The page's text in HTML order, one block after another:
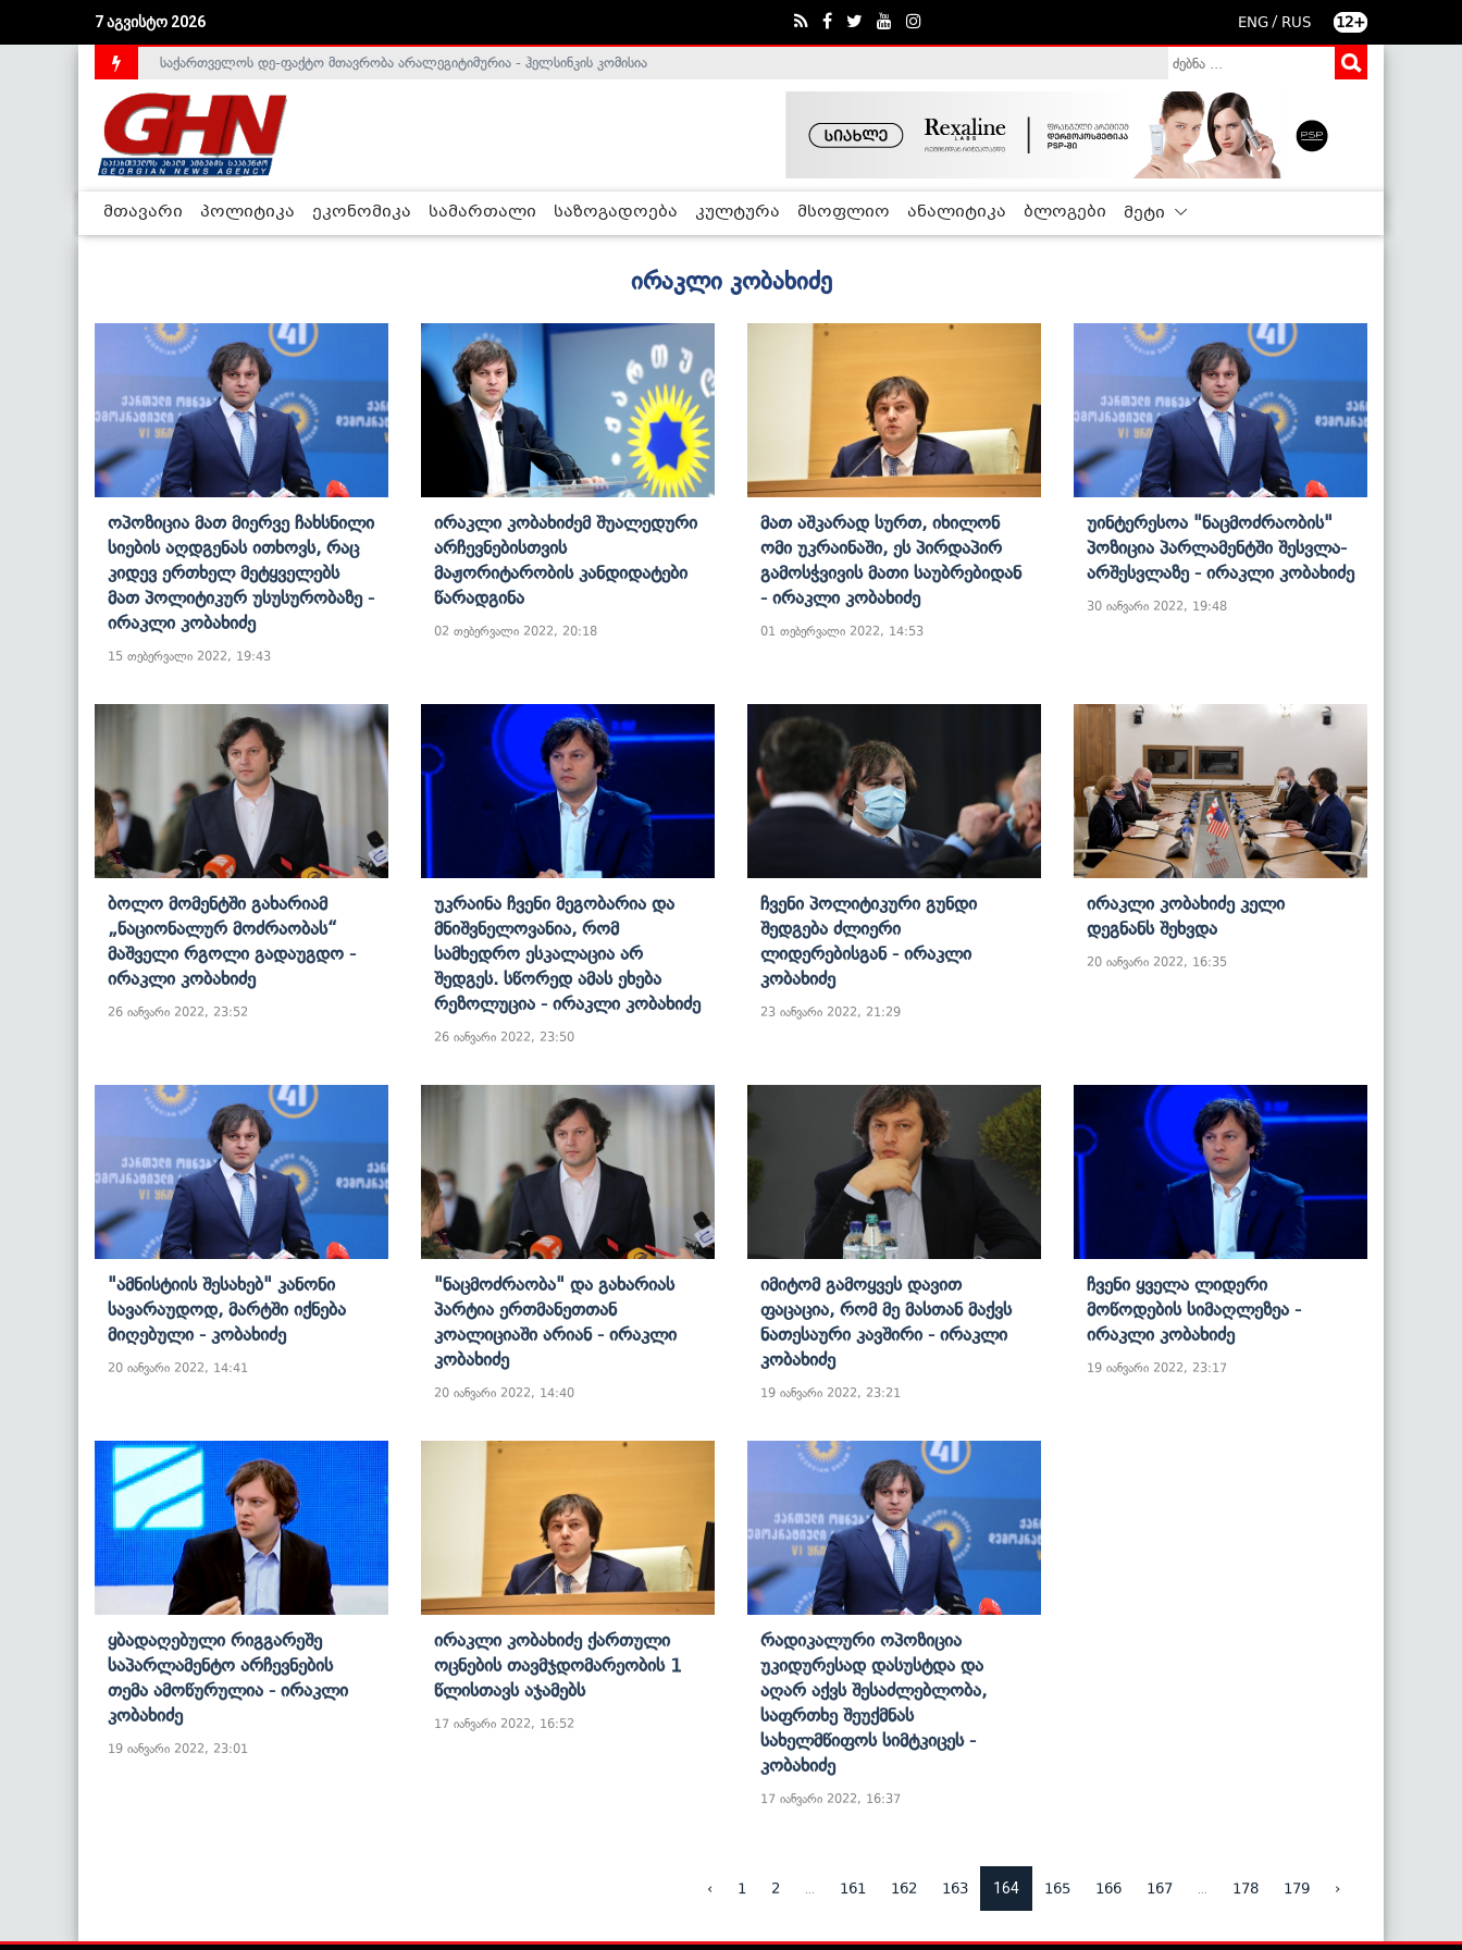
7 აგვისტო 2026 ENG / RUS 12+
საქართველოს დე-ფაქტო მთავრობა არალეგიტიმურია - ჰელსინკის კომისია
მთავარი პოლიტიკა ეკონომიკა სამართალი საზოგადოება კულტურა მსოფლიო ანალიტიკა ბლოგები მეტი
ირაკლი კობახიძე
Ოპოზიცია Მათ Მიერვე Ჩახსნილი
Სიების Აღდგენას Ითხოვს, Რაც
Კიდევ Ერთხელ Მეტყველებს
Მათ Პოლიტიკურ Უსუსურობაზე -
Ირაკლი Კობახიძე
15 თებერვალი 2022, 19:43
Ირაკლი Კობახიძემ Შუალედური
Არჩევნებისთვის
Მაჟორიტარობის Კანდიდატები
Წარადგინა
02 თებერვალი 2022, 20:18
Მათ Აშკარად Სურთ, Იხილონ
Ომი Უკრაინაში, Ეს Პირდაპირ
Გამოსჭვივის Მათი Საუბრებიდან
- Ირაკლი Კობახიძე
01 თებერვალი 2022, 14:53
Უინტერესოა "ნაცმოძრაობის"
Პოზიცია Პარლამენტში Შესვლა-
Არშესვლაზე - Ირაკლი Კობახიძე
30 იანვარი 2022, 19:48
Ბოლო Მომენტში Გახარიამ
„ნაციონალურ Მოძრაობას“
Მაშველი Რგოლი Გადაუგდო -
Ირაკლი Კობახიძე
26 იანვარი 2022, 23:52
Უკრაინა Ჩვენი Მეგობარია Და
Მნიშვნელოვანია, Რომ
Სამხედრო Ესკალაცია Არ
Შედგეს. Სწორედ Ამას Ეხება
Რეზოლუცია - Ირაკლი Კობახიძე
26 იანვარი 2022, 23:50
Ჩვენი Პოლიტიკური Გუნდი
Შედგება Ძლიერი
Ლიდერებისგან - Ირაკლი
Კობახიძე
23 იანვარი 2022, 21:29
Ირაკლი Კობახიძე Კელი
Დეგნანს Შეხვდა
20 იანვარი 2022, 16:35
"ამნისტიის Შესახებ" Კანონი
Სავარაუდოდ, Მარტში Იქნება
Მიღებული - Კობახიძე
20 იანვარი 2022, 14:41
"ნაცმოძრაობა" Და Გახარიას
Პარტია Ერთმანეთთან
Კოალიციაში Არიან - Ირაკლი
Კობახიძე
20 იანვარი 2022, 14:40
Იმიტომ Გამოყვეს Დავით
Ფაცაცია, Რომ Მე Მასთან Მაქვს
Ნათესაური Კავშირი - Ირაკლი
Კობახიძე
19 იანვარი 2022, 23:21
Ჩვენი Ყველა Ლიდერი
Მოწოდების Სიმაღლეზეა -
Ირაკლი Კობახიძე
19 იანვარი 2022, 23:17
Ყბადაღებული Რიგგარეშე
Საპარლამენტო Არჩევნების
Თემა Ამოწურულია - Ირაკლი
Კობახიძე
19 იანვარი 2022, 23:01
Ირაკლი Კობახიძე Ქართული
Ოცნების Თავმჯდომარეობის 1
Წლისთავს Აჯამებს
17 იანვარი 2022, 16:52
Რადიკალური Ოპოზიცია
Უკიდურესად Დასუსტდა Და
Აღარ Აქვს Შესაძლებლობა,
Საფრთხე Შეუქმნას
Სახელმწიფოს Სიმტკიცეს -
Კობახიძე
17 იანვარი 2022, 16:37
‹ 1 2 161 162 163 164 165 166 167 178 179 ›